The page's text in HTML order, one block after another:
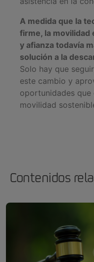
A medida que la
firme, la movilidad
y afianza todavía
solución a la
Solo hay que
este cambio y
oportunidades
movilidad
Contenidos